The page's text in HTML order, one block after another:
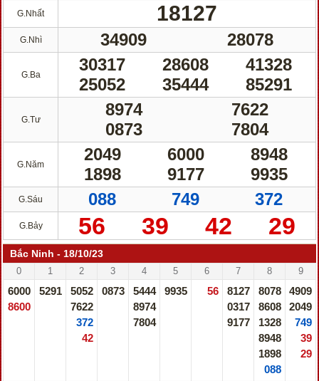
G.Nhất 18127
G.Nhì 34909 28078
G.Ba
30317 28608
41328
25052
35444 85291
G.Tư
8974
7622
0873
7804
G.Năm
2049 6000
8948
1898
9177 9935
G.Sáu 088 749 372
G.Bảy 56 39 42 29
Bắc Ninh - 18/10/23
0 1 2 3 4 5 6 7 8 9
6000
8600
5291
5052
7622
372
42
0873
5444
8974
7804
9935 56
8127
0317
9177
8078
8608
1328
8948
1898
088
4909
2049
749
39
29